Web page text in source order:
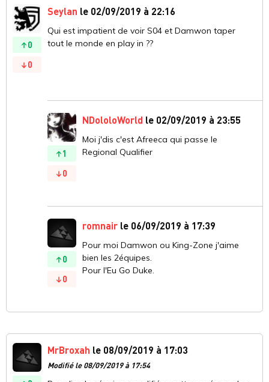
0
0
Seylan le 02/09/2019 à 22:16
Qui est impatient de voir S04 et Damwon taper
tout le monde en play in ??
1
0
NDololoWorld le 02/09/2019 à 23:55
Moi j'dis c'est Afreeca qui passe le
Regional Qualifier
0
0
romnair le 06/09/2019 à 17:39
Pour moi Damwon ou King-Zone j'aime
bien les 2équipes.
Pour l'Eu Go Duke.
MrBroxah le 08/09/2019 à 17:03
Modifié le 08/09/2019 à 17:54